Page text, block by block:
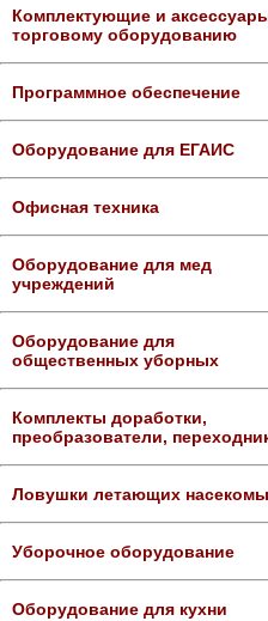
Комплектующие и
торговому оборудованию
Программное обеспечение
Оборудование для ЕГАИС
Офисная техника
Оборудование для мед
учреждений
Оборудование для
общественных уборных
Комплекты доработки,
преобразователи,
Ловушки летающих
Уборочное оборудование
Оборудование для кухни